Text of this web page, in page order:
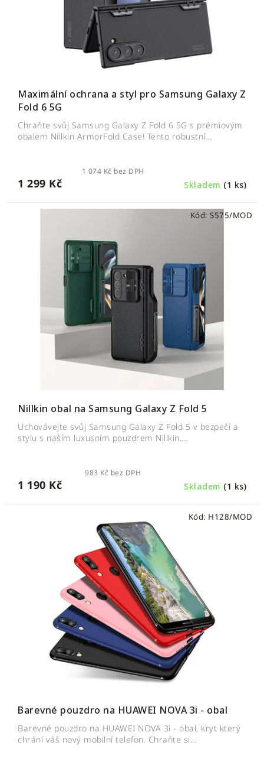
Maximální ochrana a styl pro Samsung Galaxy Z
Fold 6 5G
Skladem (1 ks)
1 074 Kč bez DPH
1 299 Kč
Chraňte svůj Samsung Galaxy Z Fold 6 5G s prémiovým
obalem Nillkin ArmorFold Case! Tento robustní...
Nillkin obal na Samsung Galaxy Z Fold 5
Skladem (1 ks)
983 Kč bez DPH
1 190 Kč
Uchovávejte svůj Samsung Galaxy Z Fold 5 v bezpečí a
stylu s naším luxusním pouzdrem Nillkin....
Kód: S575/MOD
Barevné pouzdro na HUAWEI NOVA 3i - obal
Barevné pouzdro na HUAWEI NOVA 3i - obal, kryt který
chrání váš nový mobilní telefon. Chraňte si...
Kód: H128/MOD